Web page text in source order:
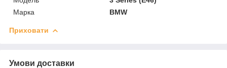
Марка
BMW
Приховати
Умови доставки